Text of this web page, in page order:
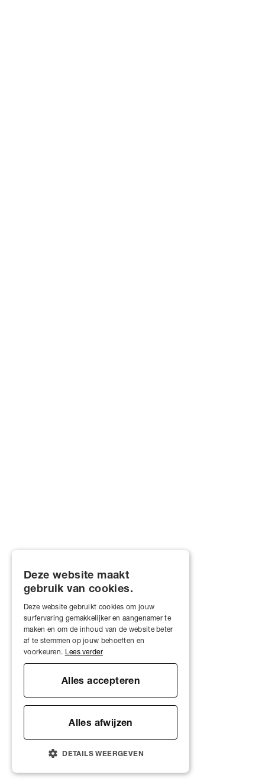
Deze website maakt
gebruik van cookies.
Deze website gebruikt cookies om jouw
surfervaring gemakkelijker en aangenamer te
maken en om de inhoud van de website beter
af te stemmen op jouw behoeften en
voorkeuren. Lees verder
Alles accepteren
Alles afwijzen
DETAILS WEERGEVEN